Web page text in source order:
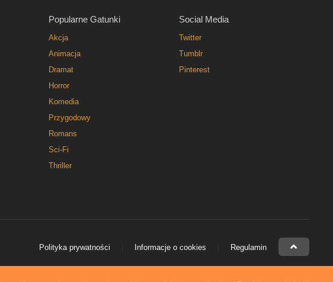
Popularne Gatunki
Akcja
Animacja
Dramat
Horror
Komedia
Przygodowy
Romans
Sci-Fi
Thriller
Social Media
Twitter
Tumblr
Pinterest
Polityka prywatności Informacje o cookies Regulamin